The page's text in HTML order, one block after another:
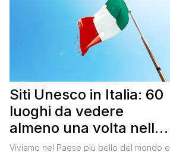
Siti Unesco in Italia: 60
luoghi da vedere
almeno una volta nella
vita
Viviamo nel Paese più bello del mondo e